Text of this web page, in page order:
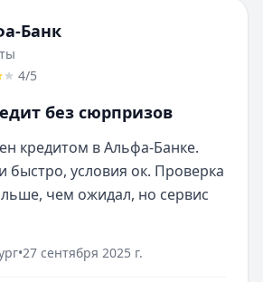
Банк
4/5
без сюрпризов
кредитом в Альфа-Банке.
быстро, условия ок. Проверка
чем ожидал, но сервис
•27 сентября 2025 г.